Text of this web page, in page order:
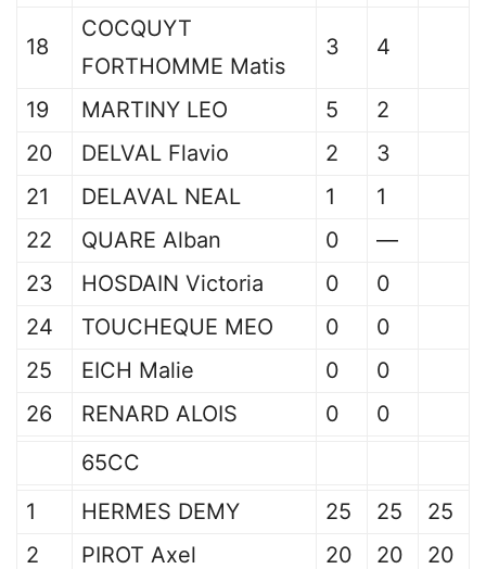
18
COCQUYT
FORTHOMME Matis
3 4
19 MARTINY LEO 5
2
20
DELVAL Flavio 2
3
21
DELAVAL NEAL 1
1
22
QUARE Alban 0
—
23
HOSDAIN Victoria 0
0
24
TOUCHEQUE MEO 0
0
25
EICH Malie 0
0
26
RENARD ALOIS 0
0
65CC
1
HERMES DEMY 25 25
25
2
PIROT Axel 20 20
20